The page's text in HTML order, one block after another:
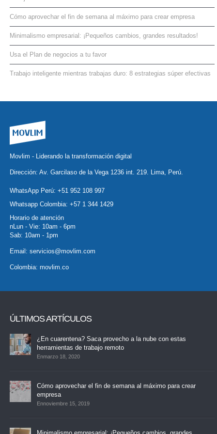
Cómo aprovechar el fin de semana al máximo para crear empresa
Minimalismo empresarial: ¡Pequeños cambios, grandes resultados!
Usa el Plan de negocios a tu favor
Trabajo inteligente mientras trabajas duro: 8 estrategias súper efectivas
Movlim - Liderando la transformación digital
Dirección: Av. Garcilaso de la Vega 1236 int. 219. Lima, Perú.
WhatsApp Perú: +51 952 108 997
Whatsapp Colombia: +57 1 344 1429
Horario de atención
nLun - Vie: 10am - 6pm
Sab: 10am - 1pm
Email: servicios@movlim.com
Colombia: movlim.co
ÚLTIMOS ARTÍCULOS
¿En cuarentena? Saca provecho a la nube con estas
herramientas de trabajo remoto
Enmarzo 18, 2020
Cómo aprovechar el fin de semana al máximo para crear
empresa
Ennoviembre 15, 2019